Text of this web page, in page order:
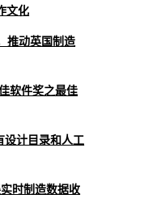
文化
推动英国制造
软件奖之最佳
设计目录和人工
时制造数据收